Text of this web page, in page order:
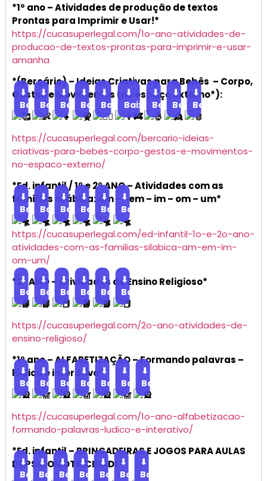
*1º ano – Atividades de produção de textos
Prontas para Imprimir e Usar!*
https://cucasuperlegal.com/1o-ano-atividades-de-
producao-de-textos-prontas-para-imprimir-e-usar-
amanha
*(Berçário) – Ideias Criativas para Bebês – Corpo,
Gestos e Movimentos (no espaço externo*):
⬇
Baixar
⬇
Baixar
⬇
Baixar
⬇
Baixar
⬇
Baixar
⬇
Baixar
⬇
Baixar
⬇
Baixar
⬇
Baixar
https://cucasuperlegal.com/bercario-ideias-
criativas-para-bebes-corpo-gestos-e-movimentos-
no-espaco-externo/
*Ed. infantil / 1º e 2º ANO – Atividades com as
famílias silábica: am – -em – im – om – um*
⬇
Baixar
⬇
Baixar
⬇
Baixar
⬇
Baixar
⬇
Baixar
⬇
Baixar
https://cucasuperlegal.com/ed-infantil-1o-e-2o-ano-
atividades-com-as-familias-silabica-am-em-im-
om-um/
*2º ANO – Atividades de Ensino Religioso*
⬇
Baixar
⬇
Baixar
⬇
Baixar
⬇
Baixar
⬇
Baixar
⬇
Baixar
https://cucasuperlegal.com/2o-ano-atividades-de-
ensino-religioso/
*1º ano – ALFABETIZAÇÃO – Formando palavras –
lúdico e interativo*
⬇
Baixar
⬇
Baixar
⬇
Baixar
⬇
Baixar
⬇
Baixar
⬇
Baixar
⬇
Baixar
https://cucasuperlegal.com/1o-ano-alfabetizacao-
formando-palavras-ludico-e-interativo/
*Ed. infantil – BRINCADEIRAS E JOGOS PARA AULAS
DE PSICOMOTRICIDADE*
⬇
Baixar
⬇
Baixar
⬇
Baixar
⬇
Baixar
⬇
Baixar
⬇
Baixar
⬇
Baixar